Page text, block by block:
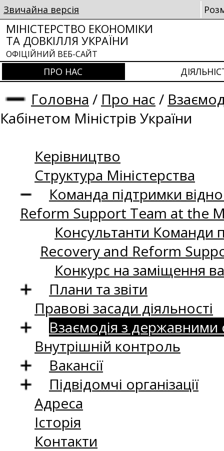
Звичайна версія
МІНІСТЕРСТВО ЕКОНОМІКИ
ТА ДОВКІЛЛЯ УКРАЇНИ
ОФІЦІЙНИЙ ВЕБ-САЙТ
ПРО НАС
Головна / Про нас /
Кабінетом Міністрів України
Керівництво
Структура Міністерства
Команда підтримки
Reform Support Team at the
Консультанти Команди
Recovery and Reform
Конкурс на заміщення
Плани та звіти
Правові засади діяльності
Взаємодія з
Внутрішній контроль
Вакансії
Підвідомчі організації
Адреса
Історія
Контакти